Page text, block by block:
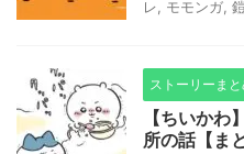
レ
モモンガ
ストーリーまと
【ちいか
所の話【ま